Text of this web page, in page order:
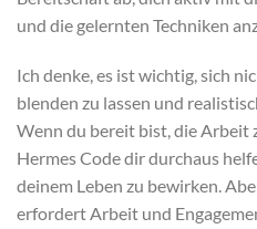
und die gelernten Techniken
Ich denke, es ist wichtig, sich
blenden zu lassen und
Wenn du bereit bist, die Arbeit
Hermes Code dir durchaus
deinem Leben zu bewirken.
erfordert Arbeit und